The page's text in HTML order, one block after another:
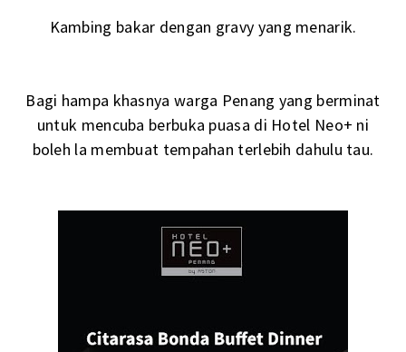
Kambing bakar dengan gravy yang menarik.
Bagi hampa khasnya warga Penang yang berminat
untuk mencuba berbuka puasa di Hotel Neo+ ni
boleh la membuat tempahan terlebih dahulu tau.